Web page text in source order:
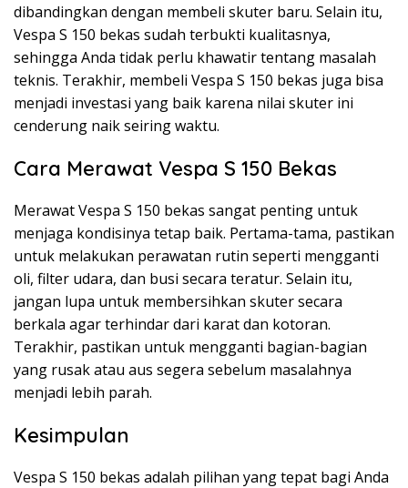
dibandingkan dengan membeli skuter baru. Selain itu,
Vespa S 150 bekas sudah terbukti kualitasnya,
sehingga Anda tidak perlu khawatir tentang masalah
teknis. Terakhir, membeli Vespa S 150 bekas juga bisa
menjadi investasi yang baik karena nilai skuter ini
cenderung naik seiring waktu.
Cara Merawat Vespa S 150 Bekas
Merawat Vespa S 150 bekas sangat penting untuk
menjaga kondisinya tetap baik. Pertama-tama, pastikan
untuk melakukan perawatan rutin seperti mengganti
oli, filter udara, dan busi secara teratur. Selain itu,
jangan lupa untuk membersihkan skuter secara
berkala agar terhindar dari karat dan kotoran.
Terakhir, pastikan untuk mengganti bagian-bagian
yang rusak atau aus segera sebelum masalahnya
menjadi lebih parah.
Kesimpulan
Vespa S 150 bekas adalah pilihan yang tepat bagi Anda